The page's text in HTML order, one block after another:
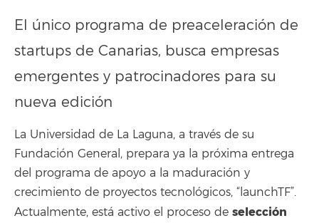
El único programa de preaceleración de
startups de Canarias, busca empresas
emergentes y patrocinadores para su
nueva edición
La Universidad de La Laguna, a través de su
Fundación General, prepara ya la próxima entrega
del programa de apoyo a la maduración y
crecimiento de proyectos tecnológicos, “launchTF”.
Actualmente, está activo el proceso de selección